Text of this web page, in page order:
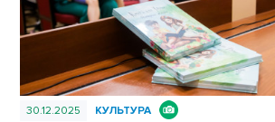
30.12.2025 КУЛЬТУРА